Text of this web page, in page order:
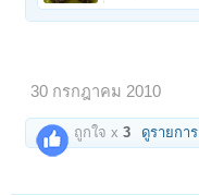
30 กรกฎาคม 2010
ถูกใจ x3 ดูรายการ